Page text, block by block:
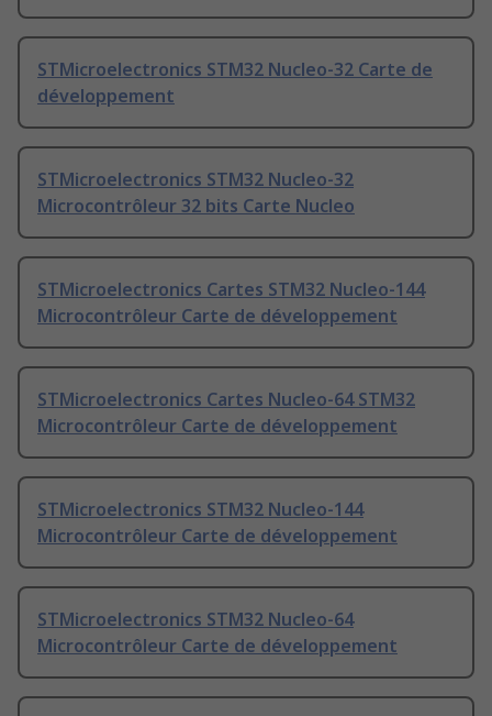
STMicroelectronics STM32 Nucleo-32 Carte de
développement
STMicroelectronics STM32 Nucleo-32
Microcontrôleur 32 bits Carte Nucleo
STMicroelectronics Cartes STM32 Nucleo-144
Microcontrôleur Carte de développement
STMicroelectronics Cartes Nucleo-64 STM32
Microcontrôleur Carte de développement
STMicroelectronics STM32 Nucleo-144
Microcontrôleur Carte de développement
STMicroelectronics STM32 Nucleo-64
Microcontrôleur Carte de développement